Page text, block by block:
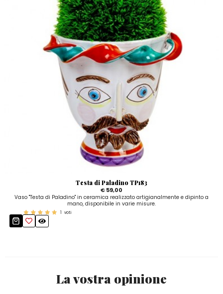
Testa di Paladino TP183
€ 59,00
Vaso "Testa di Paladino" in ceramica realizzato artigianalmente e dipinto a
mano, disponibile in varie misure.
1 voti
La vostra opinione